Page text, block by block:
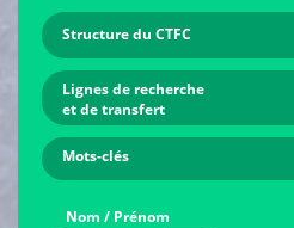
Structure du CTFC
Lignes de recherche
et de transfert
Mots-clés
Nom / Prénom